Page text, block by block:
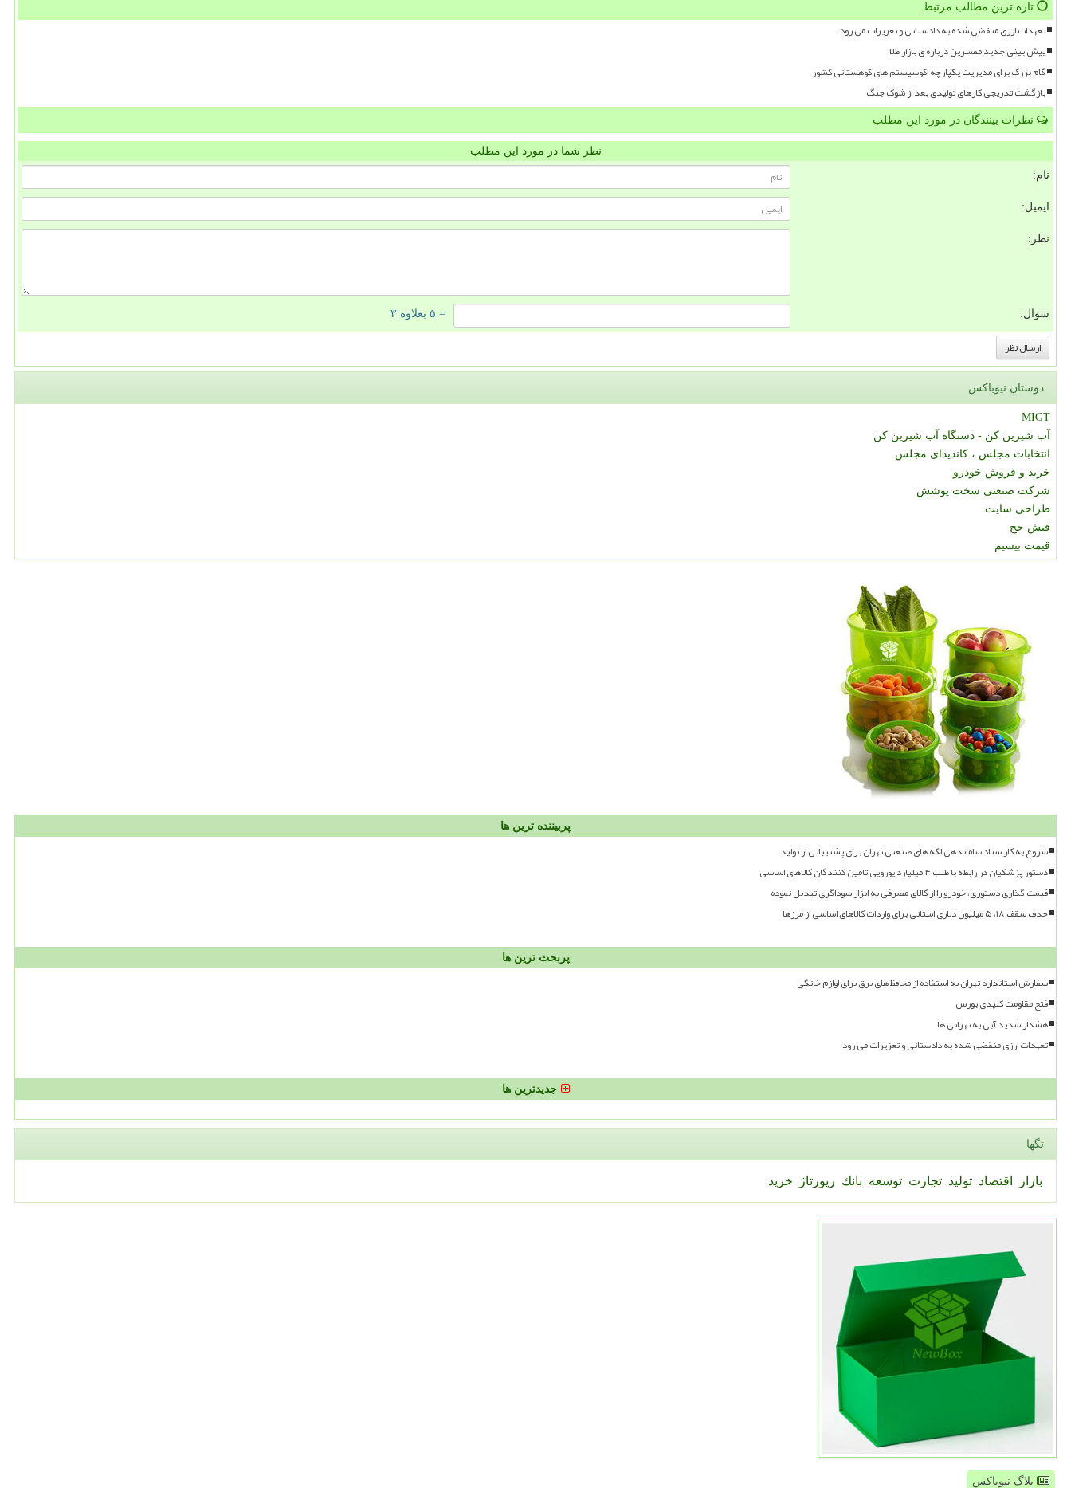
تازه ترین مطالب مرتبط
تعهدات ارزی منقضی شده به دادستانی و تعزیرات می رود
پیش بینی جدید مفسرین درباره ی بازار طلا
گام بزرگ برای مدیریت یکپارچه اکوسیستم های کوهستانی کشور
بازگشت تدریجی کارهای تولیدی بعد از شوک جنگ
نظرات بینندگان در مورد این مطلب
نظر شما در مورد این مطلب
نام:
ایمیل:
نظر:
سوال: = ۵ بعلاوه ۳
دوستان نیوباکس
MIGT
آب شیرین کن - دستگاه آب شیرین کن
انتخابات مجلس ، کاندیدای مجلس
خرید و فروش خودرو
شرکت صنعتی سخت پوشش
طراحی سایت
فیش حج
قیمت بیسیم
پربیننده ترین ها
شروع به کار ستاد ساماندهی لکه های صنعتی تهران برای پشتیبانی از تولید
دستور پزشکیان در رابطه با طلب ۴ میلیارد یورویی تامین کنندگان کالاهای اساسی
قیمت گذاری دستوری، خودرو را از کالای مصرفی به ابزار سوداگری تبدیل نموده
حذف سقف ۱۸، ۵ میلیون دلاری استانی برای واردات کالاهای اساسی از مرزها
پربحث ترین ها
سفارش استاندارد تهران به استفاده از محافظ های برق برای لوازم خانگی
فتح مقاومت کلیدی بورس
هشدار شدید آبی به تهرانی ها
تعهدات ارزی منقضی شده به دادستانی و تعزیرات می رود
جدیدترین ها
تگها
بازار اقتصاد تولید تجارت توسعه بانك رپورتاژ خرید
بلاگ نیوباکس